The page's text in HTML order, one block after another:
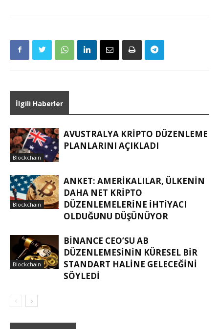
İlgili Haberler
Blockchain
AVUSTRALYA KRIPTO DÜZENLEME
PLANLARINI AÇIKLADI
Blockchain
ANKET: AMERIKALILAR, ÜLKENIN
DAHA NET KRIPTO
DÜZENLEMELERINE IHTIYACI
OLDUĞUNU DÜŞÜNÜYOR
Blockchain
BINANCE CEO’SU AB
DÜZENLEMESININ KÜRESEL BIR
STANDART HALINE GELECEĞINI
SÖYLEDI